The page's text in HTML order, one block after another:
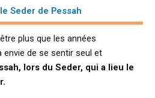
Seder de Pessah
plus que les années
envie de se sentir seul et
lors du Seder, qui a lieu le